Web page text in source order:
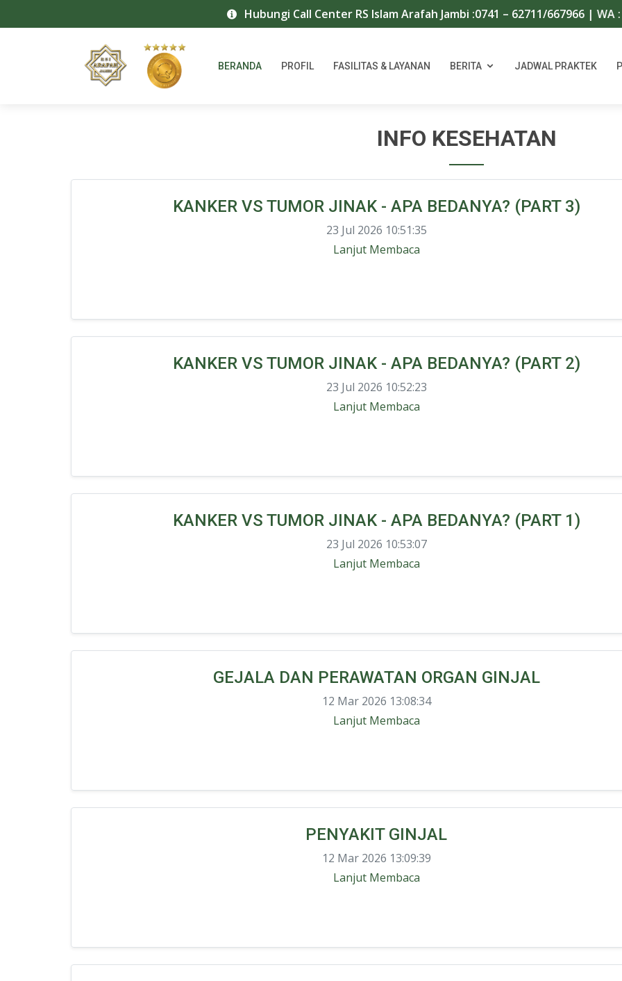
Hubungi Call Center RS Islam Arafah Jambi :0741 – 62711/667966 | WA :
BERANDA PROFIL FASILITAS & LAYANAN BERITA JADWAL PRAKTEK
INFO KESEHATAN
KANKER VS TUMOR JINAK - APA BEDANYA? (PART 3)
23 Jul 2026 10:51:35
Lanjut Membaca
KANKER VS TUMOR JINAK - APA BEDANYA? (PART 2)
23 Jul 2026 10:52:23
Lanjut Membaca
KANKER VS TUMOR JINAK - APA BEDANYA? (PART 1)
23 Jul 2026 10:53:07
Lanjut Membaca
GEJALA DAN PERAWATAN ORGAN GINJAL
12 Mar 2026 13:08:34
Lanjut Membaca
PENYAKIT GINJAL
12 Mar 2026 13:09:39
Lanjut Membaca